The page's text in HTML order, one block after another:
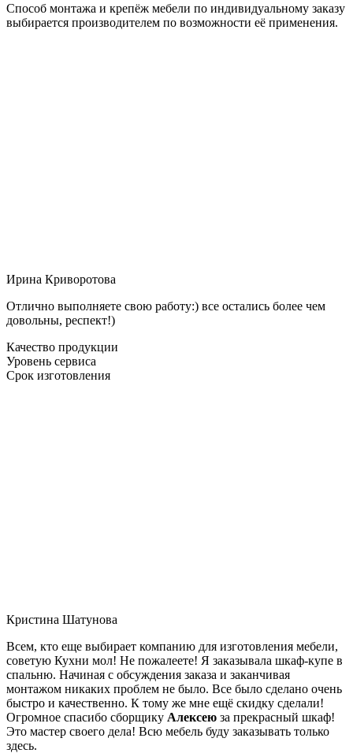
Способ монтажа и крепёж мебели по индивидуальному заказу
выбирается производителем по возможности её применения.
Ирина Криворотова
Отлично выполняете свою работу:) все остались более чем
довольны, респект!)
Качество продукции
Уровень сервиса
Срок изготовления
Кристина Шатунова
Всем, кто еще выбирает компанию для изготовления мебели,
советую Кухни мол! Не пожалеете! Я заказывала шкаф-купе в
спальню. Начиная с обсуждения заказа и заканчивая
монтажом никаких проблем не было. Все было сделано очень
быстро и качественно. К тому же мне ещё скидку сделали!
Огромное спасибо сборщику Алексею за прекрасный шкаф!
Это мастер своего дела! Всю мебель буду заказывать только
здесь.